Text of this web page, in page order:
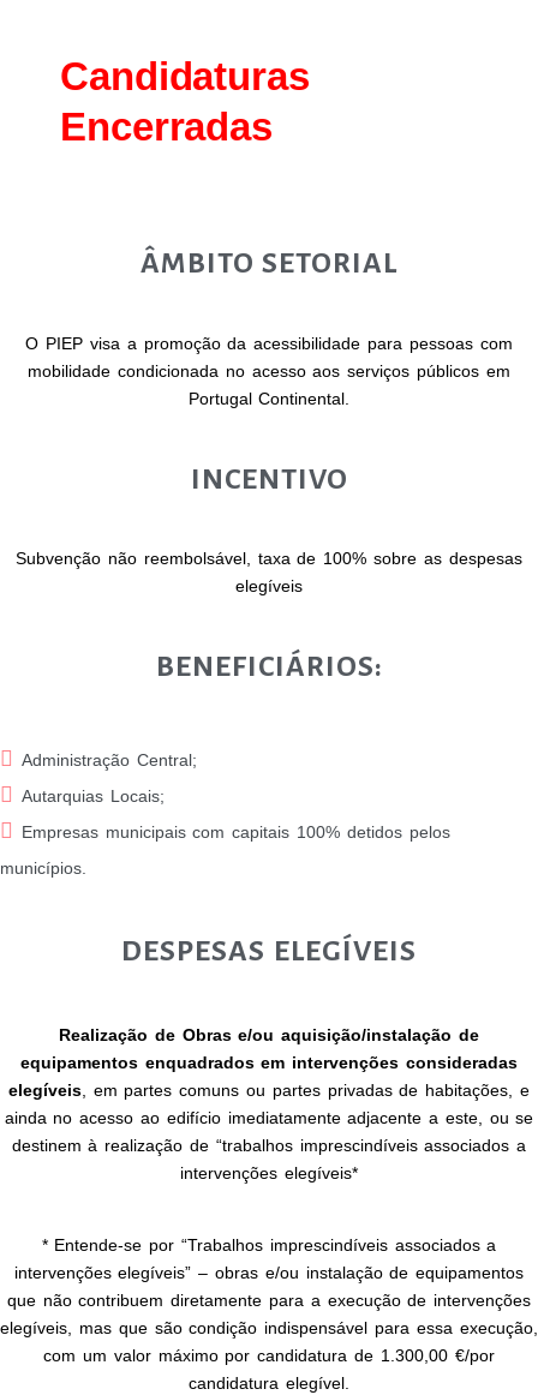
Candidaturas
Encerradas
ÂMBITO SETORIAL
O PIEP visa a promoção da acessibilidade para pessoas com
mobilidade condicionada no acesso aos serviços públicos em
Portugal Continental.
INCENTIVO
Subvenção não reembolsável, taxa de 100% sobre as despesas
elegíveis
BENEFICIÁRIOS:
Administração Central;
Autarquias Locais;
Empresas municipais com capitais 100% detidos pelos
municípios.
DESPESAS ELEGÍVEIS
Realização de Obras e/ou aquisição/instalação de
equipamentos enquadrados em intervenções consideradas
elegíveis, em partes comuns ou partes privadas de habitações, e
ainda no acesso ao edifício imediatamente adjacente a este, ou se
destinem à realização de “trabalhos imprescindíveis associados a
intervenções elegíveis*
* Entende-se por “Trabalhos imprescindíveis associados a
intervenções elegíveis” – obras e/ou instalação de equipamentos
que nãocontribuem diretamente para a execução de intervenções
elegíveis, mas que são condição indispensável para essa execução,
com um valor máximo por candidatura de 1.300,00 €/por
candidatura elegível.